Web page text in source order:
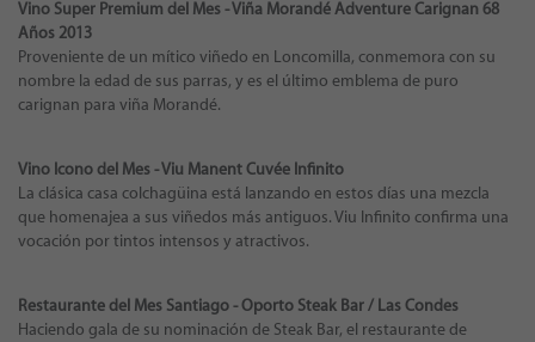
Vino Super Premium del Mes - Viña Morandé Adventure Carignan 68
Años 2013
Proveniente de un mítico viñedo en Loncomilla, conmemora con su
nombre la edad de sus parras, y es el último emblema de puro
carignan para viña Morandé.
Vino Icono del Mes - Viu Manent Cuvée Infinito
La clásica casa colchagüina está lanzando en estos días una mezcla
que homenajea a sus viñedos más antiguos. Viu Infinito confirma una
vocación por tintos intensos y atractivos.
Restaurante del Mes Santiago - Oporto Steak Bar / Las Condes
Haciendo gala de su nominación de Steak Bar, el restaurante de